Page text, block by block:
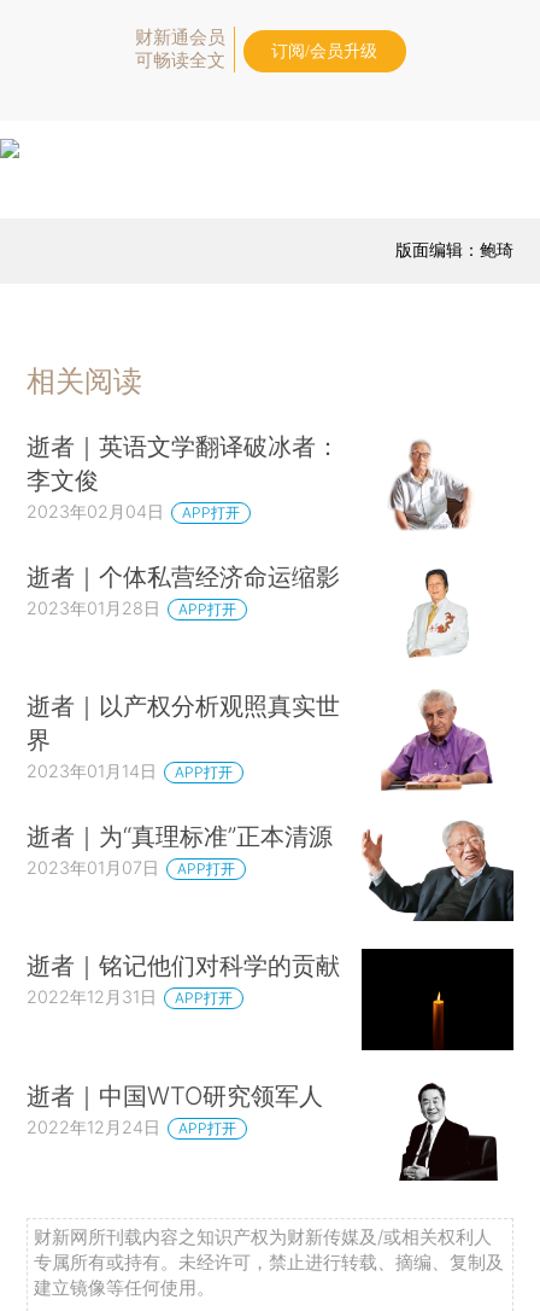
财新通会员
可畅读全文
订阅/会员升级
版面编辑：鲍琦
相关阅读
逝者｜英语文学翻译破冰者：
李文俊
2023年02月04日 APP打开
逝者｜个体私营经济命运缩影
2023年01月28日 APP打开
逝者｜以产权分析观照真实世
界
2023年01月14日 APP打开
逝者｜为“真理标准”正本清源
2023年01月07日 APP打开
逝者｜铭记他们对科学的贡献
2022年12月31日 APP打开
逝者｜中国WTO研究领军人
2022年12月24日 APP打开
财新网所刊载内容之知识产权为财新传媒及/或相关权利人
专属所有或持有。未经许可，禁止进行转载、摘编、复制及
建立镜像等任何使用。